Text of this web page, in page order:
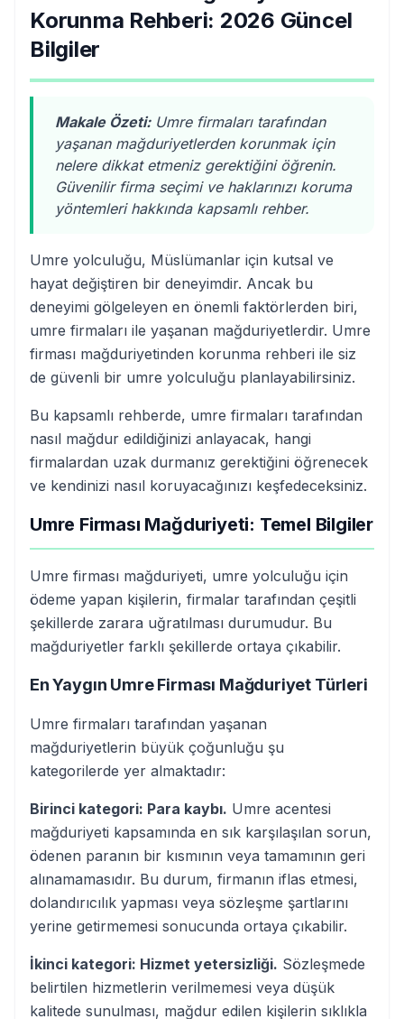
Korunma Rehberi: 2026 Güncel
Bilgiler
Makale Özeti:Umre firmaları tarafından
yaşanan mağduriyetlerden korunmak için
nelere dikkat etmeniz gerektiğini öğrenin.
Güvenilir firma seçimi ve haklarınızı koruma
yöntemleri hakkında kapsamlı rehber.
Umre yolculuğu, Müslümanlar için kutsal ve
hayat değiştiren bir deneyimdir. Ancak bu
deneyimi gölgeleyen en önemli faktörlerden biri,
umre firmaları ile yaşanan mağduriyetlerdir. Umre
firması mağduriyetinden korunma rehberi ile siz
de güvenli bir umre yolculuğu planlayabilirsiniz.
Bu kapsamlı rehberde, umre firmaları tarafından
nasıl mağdur edildiğinizi anlayacak, hangi
firmalardan uzak durmanız gerektiğini öğrenecek
ve kendinizi nasıl koruyacağınızı keşfedeceksiniz.
Umre Firması Mağduriyeti: Temel Bilgiler
Umre firması mağduriyeti, umre yolculuğu için
ödeme yapan kişilerin, firmalar tarafından çeşitli
şekillerde zarara uğratılması durumudur. Bu
mağduriyetler farklı şekillerde ortaya çıkabilir.
En Yaygın Umre Firması Mağduriyet Türleri
Umre firmaları tarafından yaşanan
mağduriyetlerin büyük çoğunluğu şu
kategorilerde yer almaktadır:
Birinci kategori: Para kaybı. Umre acentesi
mağduriyeti kapsamında en sık karşılaşılan sorun,
ödenen paranın bir kısmının veya tamamının geri
alınamamasıdır. Bu durum, firmanın iflas etmesi,
dolandırıcılık yapması veya sözleşme şartlarını
yerine getirmemesi sonucunda ortaya çıkabilir.
İkinci kategori: Hizmet yetersizliği. Sözleşmede
belirtilen hizmetlerin verilmemesi veya düşük
kalitede sunulması, mağdur edilen kişilerin sıklıkla